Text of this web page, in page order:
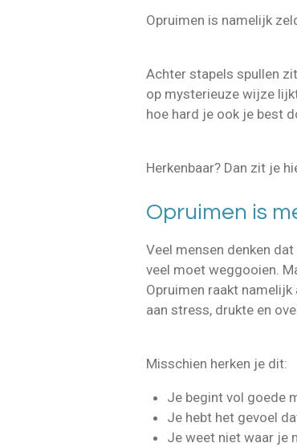
Opruimen is namelijk
Achter stapels spullen
op mysterieuze wijze
hoe hard je ook je best
Herkenbaar? Dan zit je
Opruimen is
Veel mensen denken
veel moet weggooien.
Opruimen raakt
aan stress, drukte en
Misschien herken je dit:
Je begint vol goede
Je hebt het gevoel
Je weet niet waar je